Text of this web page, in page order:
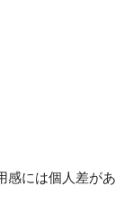
感には個人差があ